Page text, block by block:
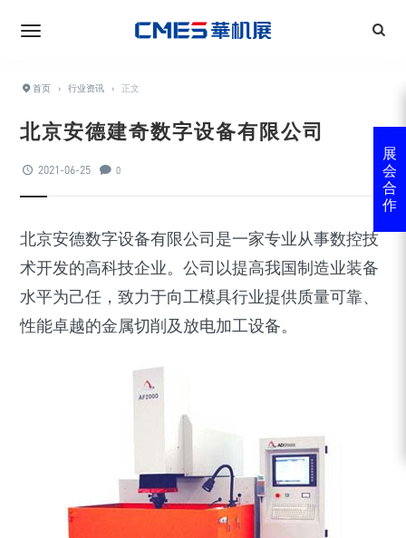
首页 › 行业资讯 › 正文
北京安德建奇数字设备有限公司
2021-06-25 0
北京安德数字设备有限公司是一家专业从事数控技
术开发的高科技企业。公司以提高我国制造业装备
水平为己任，致力于向工模具行业提供质量可靠、
性能卓越的金属切削及放电加工设备。
展
会
合
作